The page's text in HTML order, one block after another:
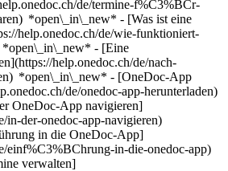
de/termine-f%C3%BCr-
*open\_in\_new* - [Was ist eine
help.onedoc.ch/de/wie-funktioniert-
*open\_in\_new* - [Eine
help.onedoc.ch/de/nach-
*open\_in\_new* - [OneDoc-App
de/onedoc-app-herunterladen)
OneDoc-App navigieren]
in-der-onedoc-app-navigieren)
in die OneDoc-App]
einf%C3%BChrung-in-die-onedoc-app)
Route de Lausanne 337 1293 Bellevue ![Patient mit Pluszeichen, der anzeigt, dass neue Patienten angenommen werden](https://www.onedoc.ch/assets/images/icons/new-patients.svg)Akzeptiert neue Patienten [Termin buchen](https://www.onedoc.ch/de/apotheke/bellevue/ebcqc/pharmacie-de-bellevue) *chevron\_left* Di. 04 Aug. *chevron\_right* Mehr Termine anzeigen *error\_outline* Beim Laden der Verfügbarkeiten ist ein Fehler aufgetreten [Erneut versuchen](https://www.onedoc.ch) [![Amavita Collonge-Bellerive, Apotheke in Collonge-Bellerive](https://assets.onedoc.ch/images/entities/ef7ec4aa5575ff7aaaab8414d7f2201408eae96c0e82e20672510bdf29517306-small.png "Amavita Collonge-Bellerive, Apotheke in Collonge-Bellerive")](https://www.onedoc.ch/de/apotheke/collonge-bellerive/e4ts/amavita-collonge-bellerive) ### [Amavita Collonge-Bellerive](https://www.onedoc.ch/de/apotheke/collonge-bellerive/e4ts/amavita-collonge-bellerive) ![Abzeichen, das ein verifiziertes Profil kennzeichnet](https://www.onedoc.ch/assets/images/icons/checkmark.svg) Apotheke Chemin du Pré d'Orsat 8 1245 Collonge-Bellerive ![Patient mit Pluszeichen, der anzeigt, dass neue Patienten angenommen werden](https://www.onedoc.ch/assets/images/icons/new-patients.svg)Akzeptiert neue Patienten [Termin buchen](https://www.onedoc.ch/de/apotheke/collonge-bellerive/e4ts/amavita-collonge-bellerive) *chevron\_left* Di. 04 Aug. *chevron\_right* Mehr Termine anzeigen *error\_outline* Beim Laden der Verfügbarkeiten ist ein Fehler aufgetreten [Erneut versuchen](https://www.onedoc.ch) [![Pharmacie Populaire Pommier, Apotheke in Le Grand-Saconnex](https://assets.onedoc.ch/images/entities/c0cdaba74d070c4f5644ec5daa2895f645efa79e16234beb473fcd41f26f285c-small.jpg "Pharmacie Populaire Pommier, Apotheke in Le Grand-Saconnex")](https://www.onedoc.ch/de/apotheke/le-grand-saconnex/eba1d/pharmacie-populaire-pommier) ### [Pharmacie Populaire Pommier](https://www.onedoc.ch/de/apotheke/le-grand-saconnex/eba1d/pharmacie-populaire-pommier) ![Abzeichen, das ein verifiziertes Profil kennzeichnet](https://www.onedoc.ch/assets/images/icons/checkmark.svg) Apotheke Rue Sonnex 14 1218 Le Grand-Saconnex ![Patient mit Pluszeichen, der anzeigt, dass neue Patienten angenommen werden](https://www.onedoc.ch/assets/images/icons/new-patients.svg)Akzeptiert neue Patienten [Termin buchen](https://www.onedoc.ch/de/apotheke/le-grand-saconnex/eba1d/pharmacie-populaire-pommier) [![Sun Store Vésenaz, Apotheke in Collonge-Bellerive](https://assets.onedoc.ch/images/entities/7c416edf2586fa96c0878049f46011ad81094ee193aaef78bc24d0212cd20e85-small.png "Sun Store Vésenaz, Apotheke in Collonge-Bellerive")](https://www.onedoc.ch/de/apotheke/collonge-bellerive/e4q4/sun-store-vesenaz) ### [Sun Store Vésenaz](https://www.onedoc.ch/de/apotheke/collonge-bellerive/e4q4/sun-store-vesenaz) Apotheke Route de Thonon 55 1222 Collonge-Bellerive ![Patient mit Pluszeichen, der anzeigt, dass neue Patienten angenommen werden](https://www.onedoc.ch/assets/images/icons/new-patients.svg)Akzeptiert neue Patienten [Termin buchen](https://www.onedoc.ch/de/apotheke/collonge-bellerive/e4q4/sun-store-vesenaz) [![Pharmacie de la Tour, Apotheke in Le Grand-Saconnex](https://assets.onedoc.ch/images/entities/44c04790944b150b9836e311f3bd0f207b0fbf7507fb5d399ac91a65d14df96e-small.png "Pharmacie de la Tour, Apotheke in Le Grand-Saconnex")](https://www.onedoc.ch/de/apotheke/le-grand-saconnex/ebame/pharmacie-de-la-tour) ### [Pharmacie de la Tour](https://www.onedoc.ch/de/apotheke/le-grand-saconnex/ebame/pharmacie-de-la-tour) ![Abzeichen, das ein verifiziertes Profil kennzeichnet](https://www.onedoc.ch/assets/images/icons/checkmark.svg) Apotheke Chemin Edouard-Sarasin 24 1218 Le Grand-Saconnex ![Patient mit Pluszeichen, der anzeigt, dass neue Patienten angenommen werden](https://www.onedoc.ch/assets/images/icons/new-patients.svg)Akzeptiert neue Patienten [Termin buchen](https://www.onedoc.ch/de/apotheke/le-grand-saconnex/ebame/pharmacie-de-la-tour) [![Amavita Meyrin Champs-Fréchets, Apotheke in Meyrin](https://assets.onedoc.ch/images/entities/8b89d4ff2f84769d8720702da1b959ab509fe06f5e9e2e132e7ea731d463b735-small.png "Amavita Meyrin Champs-Fréchets, Apotheke in Meyrin")](https://www.onedoc.ch/de/apotheke/meyrin/e4tp/amavita-meyrin-champs-frechets) ### [Amavita Meyrin Champs-Fréchets](https://www.onedoc.ch/de/apotheke/meyrin/e4tp/amavita-meyrin-champs-frechets) ![Abzeichen, das ein verifiziertes Profil kennzeichnet](https://www.onedoc.ch/assets/images/icons/checkmark.svg) Apotheke Promenade des Artisans 34 1217 Meyrin ![Patient mit Pluszeichen, der anzeigt, dass neue Patienten angenommen werden](https://www.onedoc.ch/assets/images/icons/new-patients.svg)Akzeptiert neue Patienten [Termin buchen](https://www.onedoc.ch/de/apotheke/meyrin/e4tp/amavita-meyrin-champs-frechets) [![Pharmacie Populaire Nations, Gesundheitsdienstleistungen der Apotheke in Genf](https://assets.onedoc.ch/images/users/a6d707e5be6c6474639a3af5db44b3b3f4359f63416187fd86788d0f727682fe-small.jpg "Pharmacie Populaire Nations, Gesundheitsdienstleistungen der Apotheke in Genf")](https://www.onedoc.ch/de/gesundheitsdienstleistungen-der-apotheke/genf/pcfvb/pharmacie-populaire-nations) ### [Pharmacie Populaire Nations](https://www.onedoc.ch/de/gesundheitsdienstleistungen-der-apotheke/genf/pcfvb/pharmacie-populaire-nations) ![Abzeichen, das ein verifiziertes Profil kennzeichnet](https://www.onedoc.ch/assets/images/icons/checkmark.svg) [Gesundheitsdienstleistungen der Apotheke](https://www.onedoc.ch/de/gesundheitsdienstleistungen-der-apotheke/genf), [Impfzentrum](https://www.onedoc.ch/de/impfzentrum/genf) [Pharmacie Populaire Nations](https://www.onedoc.ch/de/apotheke/genf/e41g/pharmacie-populaire-nations) Rue de Montbrillant 67 1202 Genf ![Patient mit Pluszeichen, der anzeigt, dass neue Patienten angenommen werden](https://www.onedoc.ch/assets/images/icons/new-patients.svg)Akzeptiert neue Patienten [Termin buchen](https://www.onedoc.ch/de/gesundheitsdienstleistungen-der-apotheke/genf/pcfvb/pharmacie-populaire-nations) Expertisen:[Masern - Mumps - Röteln - Impfung (MMR)](https://www.onedoc.ch/de/masern-mumps-roteln-impfung-mmr/genf), [Zeckenimpfung (FSME)](https://www.onedoc.ch/de/zeckenimpfung-fsme/genf), [Impfung gegen Tetanus - Diphtherie - Keuchhusten (DTP)](https://www.onedoc.ch/de/impfung-gegen-tetanus-diphtherie-keuchhusten-dtp/genf), [Hepatitis A/B Impfung](https://www.onedoc.ch/de/hepatitis-a-b-impfung/genf), [Streptokokken-Test](https://www